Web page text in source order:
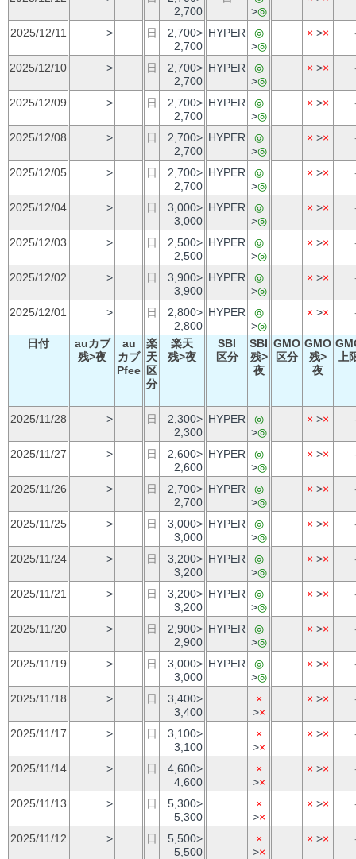
2,700
>◎
2025/12/11 > 日
2,700>
2,700
HYPER
◎
>◎
× >×
2025/12/10 > 日
2,700>
2,700
HYPER
◎
>◎
× >×
2025/12/09 > 日
2,700>
2,700
HYPER
◎
>◎
× >×
2025/12/08 > 日
2,700>
2,700
HYPER
◎
>◎
× >×
2025/12/05 > 日
2,700>
2,700
HYPER
◎
>◎
× >×
2025/12/04 > 日
3,000>
3,000
HYPER
◎
>◎
× >×
2025/12/03 > 日
2,500>
2,500
HYPER
◎
>◎
× >×
2025/12/02 > 日
3,900>
3,900
HYPER
◎
>◎
× >×
2025/12/01 > 日
2,800>
2,800
HYPER
◎
>◎
× >×
日付
auカブ
残>夜
au
カブ
Pfee
楽
天
区
分
楽天
残>夜
SBI
区分
SBI
残>
夜
GMO
区分
GMO
残>
夜
上
2025/11/28 > 日
2,300>
2,300
HYPER
◎
>◎
× >×
2025/11/27 > 日
2,600>
2,600
HYPER
◎
>◎
× >×
2025/11/26 > 日
2,700>
2,700
HYPER
◎
>◎
× >×
2025/11/25 > 日
3,000>
3,000
HYPER
◎
>◎
× >×
2025/11/24 > 日
3,200>
3,200
HYPER
◎
>◎
× >×
2025/11/21 > 日
3,200>
3,200
HYPER
◎
>◎
× >×
2025/11/20 > 日
2,900>
2,900
HYPER
◎
>◎
× >×
2025/11/19 > 日
3,000>
3,000
HYPER
◎
>◎
× >×
2025/11/18 > 日
3,400>
3,400
×
>×
× >×
2025/11/17 > 日
3,100>
3,100
×
>×
× >×
2025/11/14 > 日
4,600>
4,600
×
>×
× >×
2025/11/13 > 日
5,300>
5,300
×
>×
× >×
2025/11/12 > 日
5,500>
5,500
×
>×
× >×